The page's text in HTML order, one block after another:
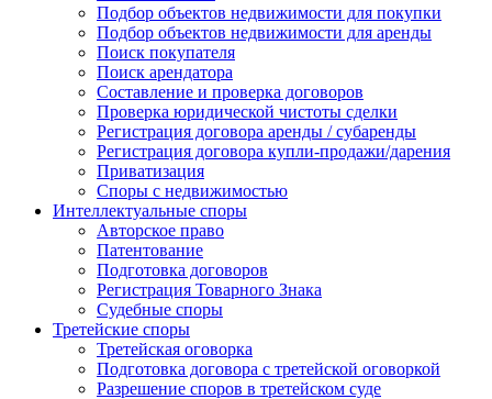
Подбор объектов недвижимости для покупки
Подбор объектов недвижимости для аренды
Поиск покупателя
Поиск арендатора
Составление и проверка договоров
Проверка юридической чистоты сделки
Регистрация договора аренды / субаренды
Регистрация договора купли-продажи/дарения
Приватизация
Cпоры с недвижимостью
Интеллектуальные споры
Авторское право
Патентование
Подготовка договоров
Регистрация Товарного Знака
Судебные споры
Третейские споры
Третейская оговорка
Подготовка договора с третейской оговоркой
Разрешение споров в третейском суде